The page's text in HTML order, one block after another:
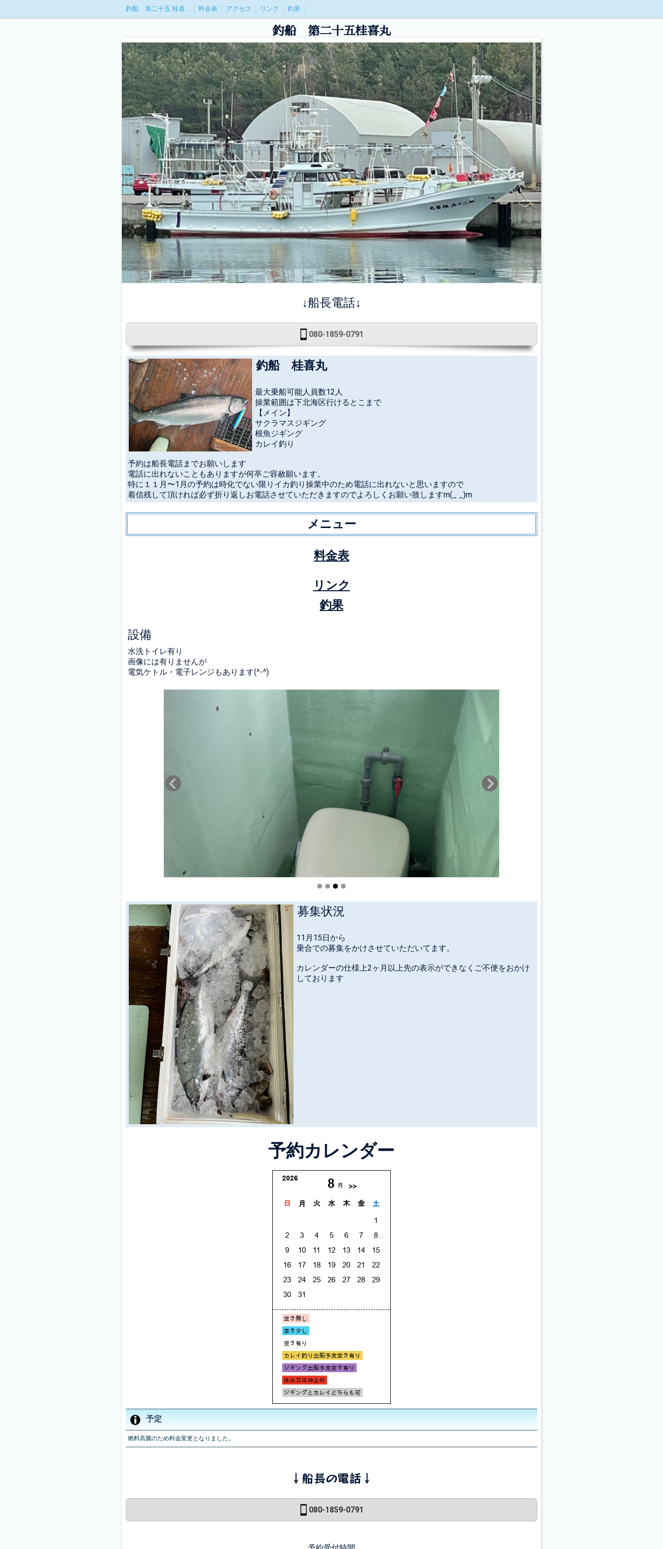
釣船 第二十五 桂喜丸(けいきまる) 料金表 アクセス リンク 釣果
釣船 第二十五桂喜丸
↓船長電話↓
080-1859-0791
釣船 桂喜丸
最大乗船可能人員数12人
操業範囲は下北海区行けるとこまで
【メイン】
サクラマスジギング
根魚ジギング
カレイ釣り
予約は船長電話までお願いします
電話に出れないこともありますが何卒ご容赦願います。
特に１１月〜1月の予約は時化でない限りイカ釣り操業中のため電話に出れないと思いますので
着信残して頂ければ必ず折り返しお電話させていただきますのでよろしくお願い致しますm(_ _)m
メニュー
‍料金表
リンク
釣果
設備
水洗トイレ有り
画像には有りませんが
電気ケトル・電子レンジもあります(^-^)
募集状況
11月15日から
乗合での募集をかけさせていただいてます。
カレンダーの仕様上2ヶ月以上先の表示ができなくご不便をおかけ
しております
予約カレンダー
予定
燃料高騰のため料金変更となりました。
↓船長の電話↓
080-1859-0791